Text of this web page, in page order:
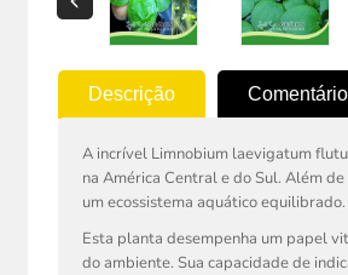
Descrição
A incrível Limnobium laevigatum
na América Central e do Sul. Além
um ecossistema aquático equilibrado.
Esta planta desempenha um papel
do ambiente. Sua capacidade de